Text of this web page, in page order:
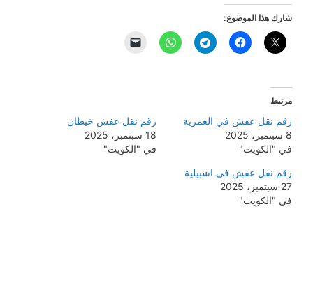
شارك هذا الموضوع:
مرتبط
رقم نقل عفش في العمرية
8 سبتمبر، 2025
في "الكويت"
رقم نقل عفش خيطان
18 سبتمبر، 2025
في "الكويت"
رقم نقل عفش في اشبيلية
27 سبتمبر، 2025
في "الكويت"